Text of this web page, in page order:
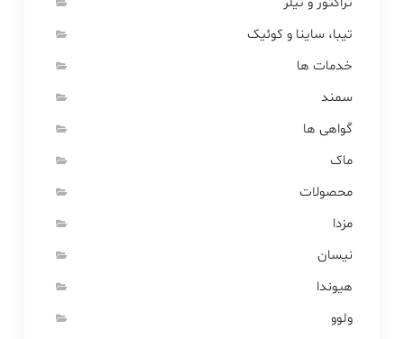
تیبا، ساینا و کوئیک
خدمات ها
سمند
گواهی ها
ماک
محصولات
مزدا
نیسان
هیوندا
ولوو